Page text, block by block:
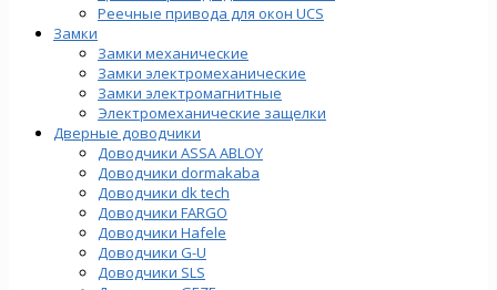
Реечные привода для окон UСS
Замки
Замки механические
Замки электромеханические
Замки электромагнитные
Электромеханические защелки
Дверные доводчики
Доводчики ASSA ABLOY
Доводчики dormakaba
Доводчики dk tech
Доводчики FARGO
Доводчики Hafele
Доводчики G-U
Доводчики SLS